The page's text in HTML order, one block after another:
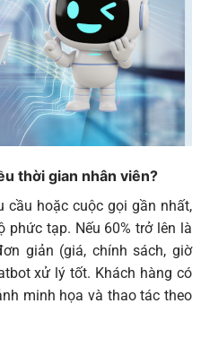
thời gian nhân viên?
cầu hoặc cuộc gọi gần nhất,
tạp. Nếu 60% trở lên là
giản (giá, chính sách, giờ
xử lý tốt. Khách hàng có
minh họa và thao tác theo